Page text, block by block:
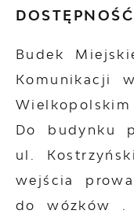
Budek
Komunikacji
Wielkopolskim
Do budynku
ul.
wejścia
do wózków .